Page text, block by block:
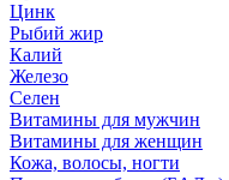
Цинк
Рыбий жир
Калий
Железо
Селен
Витамины для мужчин
Витамины для женщин
Кожа, волосы, ногти